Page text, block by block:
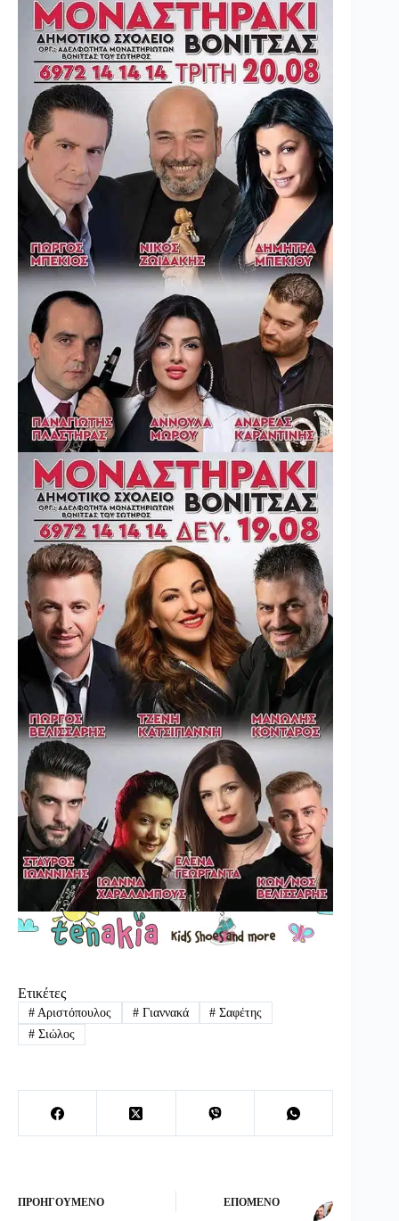
Ετικέτες
#Αριστόπουλος #Γιαννακά # Σαφέτης
#Σιώλος
ΠΡΟΗΓΟΎΜΕΝΟ ΕΠΌΜΕΝΟ